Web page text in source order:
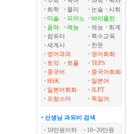
화학
물리 논술
사회
미술
피아노
바이올린
음악
예능 체능
회계
컴퓨터
특수교육
세계사
한문
영어과외
영어회화
토익
토플
TEPS
중국어
중국어회화
HSK
일본어
일본어회화
JLPT
프랑스어
독일어
• 선생님 과외비 검색
10만원이하
10~20만원